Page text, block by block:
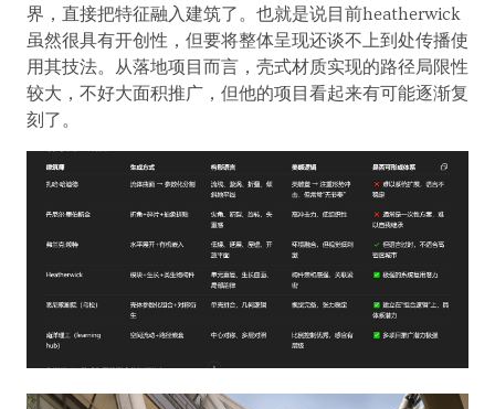
界，直接把特征融入建筑了。也就是说目前heatherwick
虽然很具有开创性，但要将整体呈现还谈不上到处传播使
用其技法。从落地项目而言，壳式材质实现的路径局限性
较大，不好大面积推广，但他的项目看起来有可能逐渐复
刻了。